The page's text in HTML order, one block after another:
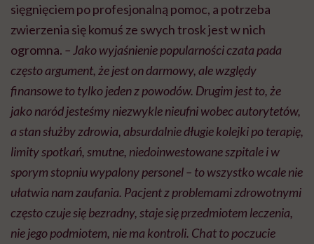
sięgnięciem po profesjonalną pomoc, a potrzeba
zwierzenia się komuś ze swych trosk jest w nich
ogromna. – Jako wyjaśnienie popularności czata pada
często argument, że jest on darmowy, ale względy
finansowe to tylko jeden z powodów. Drugim jest to, że
jako naród jesteśmy niezwykle nieufni wobec autorytetów,
a stan służby zdrowia, absurdalnie długie kolejki po terapię,
limity spotkań, smutne, niedoinwestowane szpitale i w
sporym stopniu wypalony personel – to wszystko wcale nie
ułatwia nam zaufania. Pacjent z problemami zdrowotnymi
często czuje się bezradny, staje się przedmiotem leczenia,
nie jego podmiotem, nie ma kontroli. Chat to poczucie